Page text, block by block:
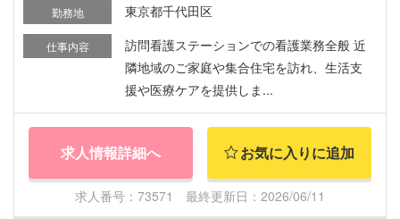
勤務地 東京都千代田区
仕事内容
訪問看護ステーションでの看護業務全般 近
隣地域のご家庭や集合住宅を訪れ、生活支
援や医療ケアを提供しま...
求人情報詳細へ お気に入りに追加
求人番号：73571 最終更新日：2026/06/11